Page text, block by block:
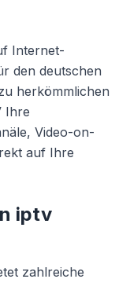
Internet-
den deutschen
herkömmlichen
Ihre
Video-on-
auf Ihre
iptv
zahlreiche